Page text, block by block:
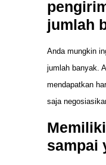
jumlah
Anda mungkin
jumlah banyak.
mendapatkan
saja
sampai